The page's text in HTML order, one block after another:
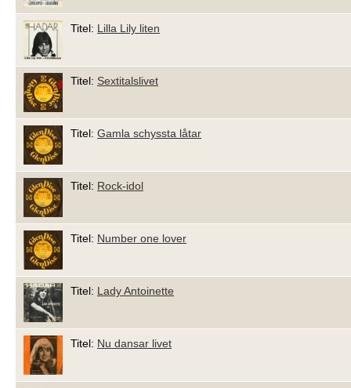
Titel: Lilla Lily liten
Titel: Sextitalslivet
Titel: Gamla schyssta låtar
Titel: Rock-idol
Titel: Number one lover
Titel: Lady Antoinette
Titel: Nu dansar livet